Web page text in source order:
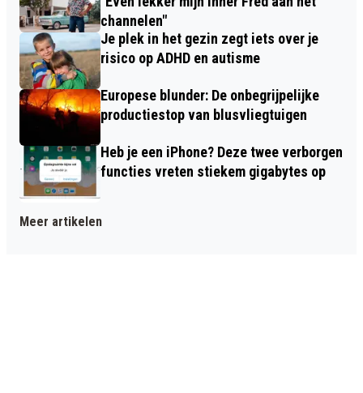
channelen"
Je plek in het gezin zegt iets over je
risico op ADHD en autisme
Europese blunder: De onbegrijpelijke
productiestop van blusvliegtuigen
Heb je een iPhone? Deze twee verborgen
functies vreten stiekem gigabytes op
Meer artikelen